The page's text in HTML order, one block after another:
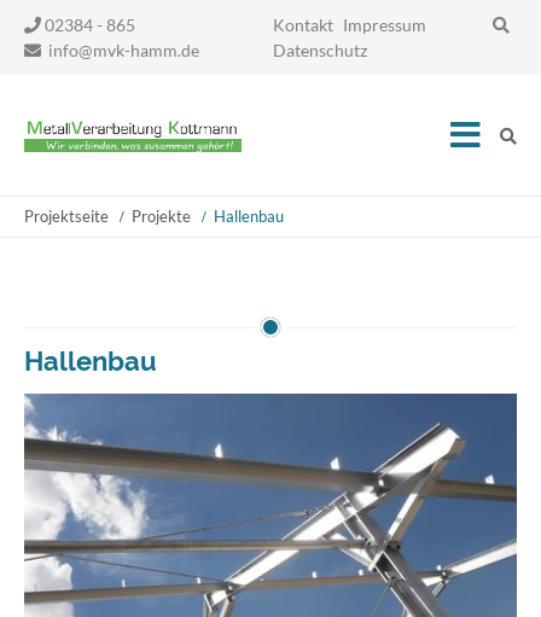
02384 - 865
info@mvk-hamm.de
Navigation
überspringen
Kontakt Impressum
Datenschutz
Projektseite Projekte Hallenbau
Hallenbau